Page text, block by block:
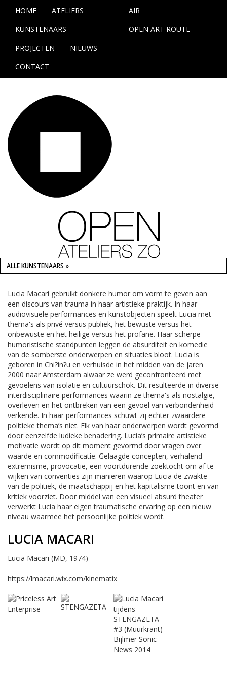
HOME
ATELIERS
KUNSTENAARS
PROJECTEN
NIEUWS
CONTACT
AIR
OPEN ART ROUTE
ALLE KUNSTENAARS »
Lucia Macari gebruikt donkere humor om vorm te geven aan
een discours van trauma in haar artistieke praktijk. In haar
audiovisuele performances en kunstobjecten speelt Lucia met
thema's als privé versus publiek, het bewuste versus het
onbewuste en het heilige versus het profane. Haar scherpe
humoristische standpunten leggen de absurditeit en komedie
van de somberste onderwerpen en situaties bloot. Lucia is
geboren in Chi?in?u en verhuisde in het midden van de jaren
2000 naar Amsterdam alwaar ze werd geconfronteerd met
gevoelens van isolatie en cultuurschok. Dit resulteerde in diverse
interdisciplinaire performances waarin ze thema's als nostalgie,
overleven en het ontbreken van een gevoel van verbondenheid
verkende. In haar performances schuwt zij echter zwaardere
politieke thema’s niet. Elk van haar onderwerpen wordt gevormd
door eenzelfde ludieke benadering. Lucia’s primaire artistieke
motivatie wordt op dit moment gevormd door vragen over
waarde en commodificatie. Gelaagde concepten, verhalend
extremisme, provocatie, een voortdurende zoektocht om af te
wijken van conventies zijn manieren waarop Lucia de zwakte
van de politiek, de maatschappij en het kapitalisme toont en van
kritiek voorziet. Door middel van een visueel absurd theater
verwerkt Lucia haar eigen traumatische ervaring op een nieuw
niveau waarmee het persoonlijke politiek wordt.
LUCIA MACARI
Lucia Macari (MD, 1974)
https://lmacari.wix.com/kinematix